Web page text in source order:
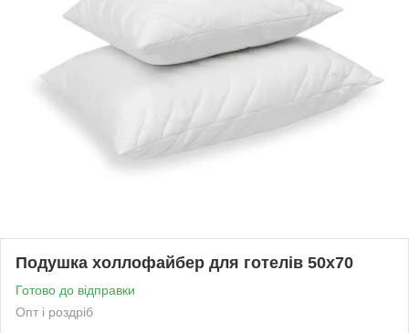
Подушка холлофайбер для готелів 50х70
Готово до відправки
Опт і роздріб